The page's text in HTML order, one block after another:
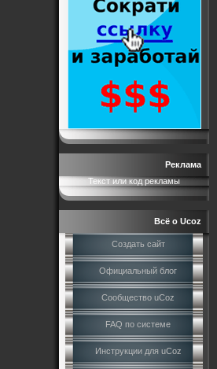
Реклама
Текст или код рекламы
Всё о Ucoz
Создать сайт
Официальный блог
Сообщество uCoz
FAQ по системе
Инструкции для uCoz